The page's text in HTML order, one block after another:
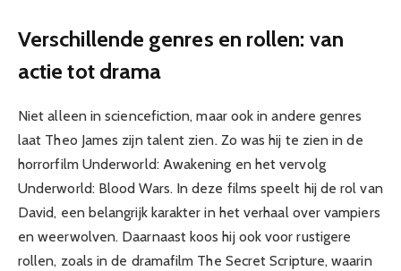
Verschillende genres en rollen: van
actie tot drama
Niet alleen in sciencefiction, maar ook in andere genres
laat Theo James zijn talent zien. Zo was hij te zien in de
horrorfilm Underworld: Awakening en het vervolg
Underworld: Blood Wars. In deze films speelt hij de rol van
David, een belangrijk karakter in het verhaal over vampiers
en weerwolven. Daarnaast koos hij ook voor rustigere
rollen, zoals in de dramafilm The Secret Scripture, waarin